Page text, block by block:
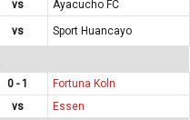
vs
Ayacucho FC
vs Sport Huancayo
0 - 1
Fortuna Koln
vs
Essen